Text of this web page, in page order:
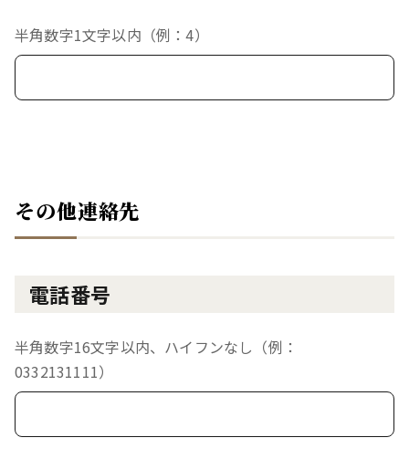
半角数字1文字以内（例：4）
その他連絡先
電話番号
半角数字16文字以内、ハイフンなし（例：
0332131111）